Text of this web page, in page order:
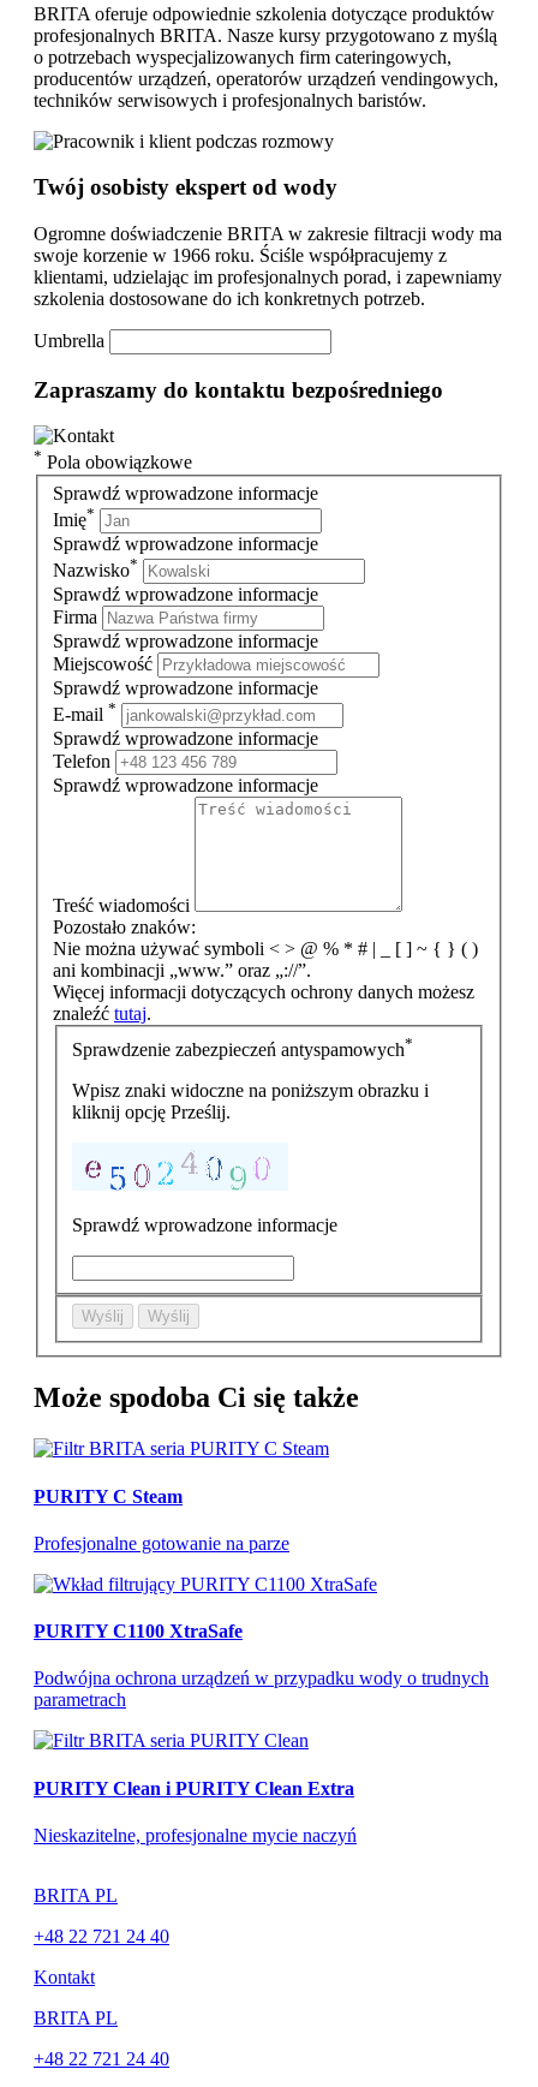
BRITA oferuje odpowiednie szkolenia dotyczące produktów
profesjonalnych BRITA. Nasze kursy przygotowano z myślą
o potrzebach wyspecjalizowanych firm cateringowych,
producentów urządzeń, operatorów urządzeń vendingowych,
techników serwisowych i profesjonalnych baristów.
Twój osobisty ekspert od wody
Ogromne doświadczenie BRITA w zakresie filtracji wody ma
swoje korzenie w 1966 roku. Ściśle współpracujemy z
klientami, udzielając im profesjonalnych porad, i zapewniamy
szkolenia dostosowane do ich konkretnych potrzeb.
Umbrella
Zapraszamy do kontaktu bezpośredniego
* Pola obowiązkowe
Sprawdź wprowadzone informacje
Imię*
Sprawdź wprowadzone informacje
Nazwisko*
Sprawdź wprowadzone informacje
Firma
Sprawdź wprowadzone informacje
Miejscowość
Sprawdź wprowadzone informacje
E-mail *
Sprawdź wprowadzone informacje
Telefon
Sprawdź wprowadzone informacje
Treść wiadomości
Pozostało znaków:
Nie można używać symboli < > @ % * # | _ [ ] ~ { } ( )
ani kombinacji „www.” oraz „://”.
Więcej informacji dotyczących ochrony danych możesz
znaleźć tutaj.
Sprawdzenie zabezpieczeń antyspamowych*
Wpisz znaki widoczne na poniższym obrazku i
kliknij opcję Prześlij.
Sprawdź wprowadzone informacje
Wyślij Wyślij
Może spodoba Ci się także
PURITY C Steam
Profesjonalne gotowanie na parze
PURITY C1100 XtraSafe
Podwójna ochrona urządzeń w przypadku wody o trudnych
parametrach
PURITY Clean i PURITY Clean Extra
Nieskazitelne, profesjonalne mycie naczyń
BRITA PL
+48 22 721 24 40
Kontakt
BRITA PL
+48 22 721 24 40